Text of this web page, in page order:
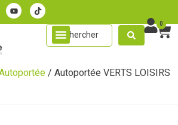
0
/ Autoportée VERTS LOISIRS